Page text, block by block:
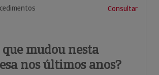
Consultar
que mudou nesta
nos últimos anos?